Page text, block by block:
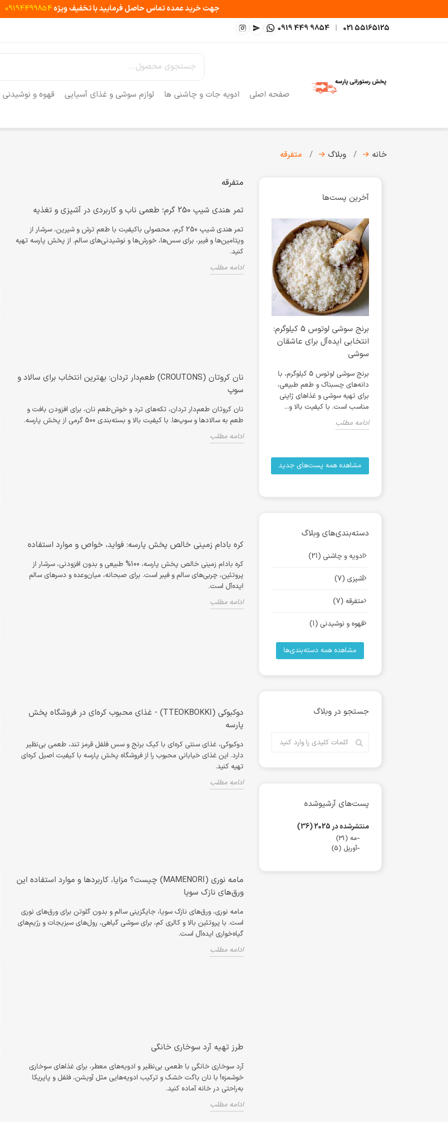
جهت خرید عمده تماس حاصل فرمایید با تخفیف ویژه09194499854
021 55165125
|
0919 449 9854
صفحه اصلی ادویه جات و چاشنی ها لوازم سوشی و غذای آسیایی قهوه و نوشیدنی
خانه → وبلاگ → متفرقه
آخرین پست‌ها
برنج سوشی لوتوس 5 کیلوگرم:
انتخابی ایده‌آل برای عاشقان
سوشی
برنج سوشی لوتوس 5 کیلوگرم، با
دانه‌های چسبناک و طعم طبیعی،
برای تهیه سوشی و غذاهای ژاپنی
مناسب است. با کیفیت بالا و...
ادامه مطلب
تمر هندی شیپ 250 گرم،
محصولی باکیفیت با طعم ترش و
شیرین، سرشار از ویتامین‌ها و فیبر،
برای سس‌ها، خورش‌ها و...
ادامه مطلب
ریحان خشک ایتالیایی بایارا 500
گرم، ادویه‌ای باکیفیت برای
عطر اصیل و بسته‌بندی...
ادامه مطلب
طعم‌دار
برای
نان
تکه‌های
افزودن
سوپ‌ها. با
ادامه
مشاهده همه پست‌های جدید
دسته‌بندی‌های وبلاگ
ادویه و چاشنی (21)
آشپزی (7)
متفرقه (7)
قهوه و نوشیدنی (1)
مشاهده همه دسته‌بندی‌ها
جستجو در وبلاگ
پست‌های آرشیوشده
منتشرشده در 2025 (36)
مه (31)
آوریل (5)
متفرقه
تمر هندی شیپ 250 گرم؛ طعمی ناب و کاربردی در آشپزی و تغذیه
تمر هندی شیپ 250 گرم، محصولی باکیفیت با طعم ترش و شیرین، سرشار از
ویتامین‌ها و فیبر، برای سس‌ها، خورش‌ها و نوشیدنی‌های سالم. از پخش پارسه تهیه
کنید.
ادامه مطلب
نان کروتان (CROUTONS) طعم‌دار تردان: بهترین انتخاب برای سالاد و
سوپ
نان کروتان طعم‌دار تردان، تکه‌های ترد و خوش‌طعم نان، برای افزودن بافت و
طعم به سالادها و سوپ‌ها. با کیفیت بالا و بسته‌بندی 500 گرمی از پخش پارسه.
ادامه مطلب
کره بادام زمینی خالص پخش پارسه: فواید، خواص و موارد استفاده
کره بادام زمینی خالص پخش پارسه، 100% طبیعی و بدون افزودنی، سرشار از
پروتئین، چربی‌های سالم و فیبر است. برای صبحانه، میان‌وعده و دسرهای سالم
ایده‌آل است.
ادامه مطلب
دوکبوکی (TTEOKBOKKI) - غذای محبوب کره‌ای در فروشگاه پخش
پارسه
دوکبوکی، غذای سنتی کره‌ای با کیک برنج و سس فلفل قرمز تند، طعمی بی‌نظیر
دارد. این غذای خیابانی محبوب را از فروشگاه پخش پارسه با کیفیت اصیل کره‌ای
تهیه کنید.
ادامه مطلب
مامه نوری (MAMENORI) چیست؟ مزایا، کاربردها و موارد استفاده این
ورق‌های نازک سویا
مامه نوری، ورق‌های نازک سویا، جایگزینی سالم و بدون گلوتن برای ورق‌های نوری
است. با پروتئین بالا و کالری کم، برای سوشی گیاهی، رول‌های سبزیجات و رژیم‌های
گیاه‌خواری ایده‌آل است.
ادامه مطلب
طرز تهیه آرد سوخاری خانگی
آرد سوخاری خانگی با طعمی بی‌نظیر و ادویه‌های معطر، برای غذاهای سوخاری
خوشمزه! با نان باگت خشک و ترکیب ادویه‌هایی مثل آویشن، فلفل و پاپریکا
به‌راحتی در خانه آماده کنید.
ادامه مطلب